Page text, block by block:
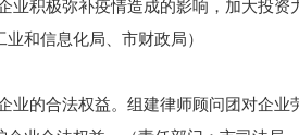
积极弥补疫情造成的影响，加大投资
和信息化局、市财政局）
的合法权益。组建律师顾问团对企业